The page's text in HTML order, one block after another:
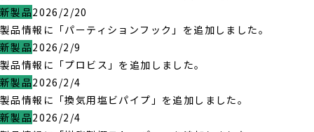
新製品2026/2/20
製品情報に「パーティションフック」を追加しました。
新製品2026/2/9
製品情報に「プロビス」を追加しました。
新製品2026/2/4
製品情報に「換気用塩ビパイプ」を追加しました。
新製品2026/2/4